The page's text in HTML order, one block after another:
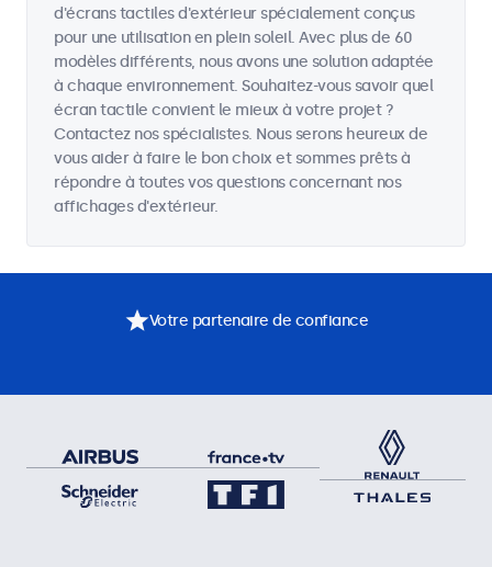
d'écrans tactiles d'extérieur spécialement conçus
pour une utilisation en plein soleil. Avec plus de 60
modèles différents, nous avons une solution adaptée
à chaque environnement. Souhaitez-vous savoir quel
écran tactile convient le mieux à votre projet ?
Contactez nos spécialistes. Nous serons heureux de
vous aider à faire le bon choix et sommes prêts à
répondre à toutes vos questions concernant nos
affichages d'extérieur.
Votre partenaire de confiance